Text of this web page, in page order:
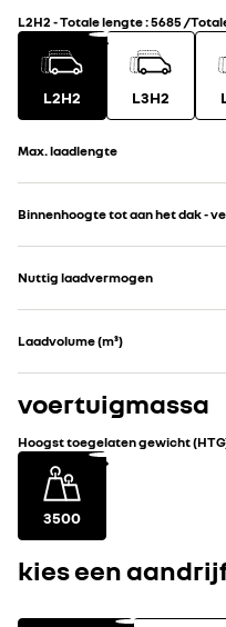
L2H2 -Totale lengte:5685/
L2H2 L3H2
Max. laadlengte
Binnenhoogte tot aan het dak -
Nuttig laadvermogen
Laadvolume (m³)
voertuigmassa
Hoogst toegelaten gewicht
3500
kies een